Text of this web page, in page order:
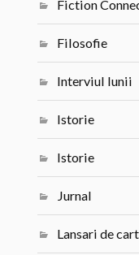
Fiction
Filosofie
Interviul lunii
Istorie
Istorie
Jurnal
Lansari de